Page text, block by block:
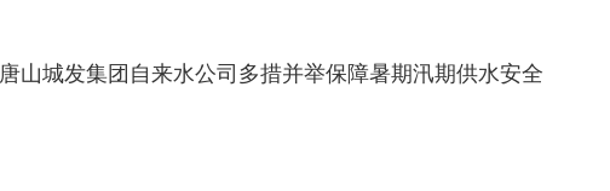
唐山城发集团自来水公司多措并举保障暑期汛期供水安全